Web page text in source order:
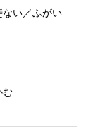
い／ふがい
む